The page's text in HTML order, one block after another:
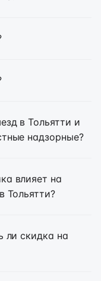
в Тольятти и
надзорные?
влияет на
Тольятти?
ли скидка на